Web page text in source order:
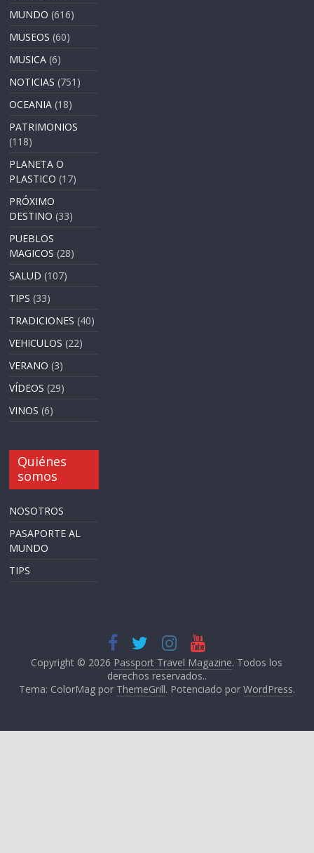
MUNDO (616)
MUSEOS (60)
MUSICA (6)
NOTICIAS (751)
OCEANIA (18)
PATRIMONIOS
(118)
PLANETA O
PLASTICO (17)
PRÓXIMO
DESTINO (33)
PUEBLOS
MAGICOS (28)
SALUD (107)
TIPS (33)
TRADICIONES (40)
VEHICULOS (22)
VERANO (3)
VÍDEOS (29)
VINOS (6)
Quiénes
somos
NOSOTROS
PASAPORTE AL
MUNDO
TIPS
Copyright © 2026 Passport Travel Magazine. Todos los
derechos reservados..
Tema: ColorMag por ThemeGrill. Potenciado por WordPress.